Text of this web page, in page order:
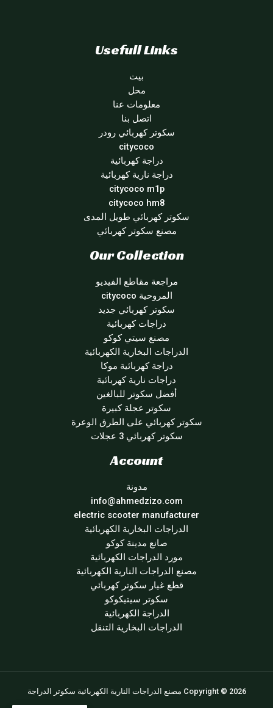
Usefull Links
بيت
محل
معلومات عنا
اتصل بنا
سكوتر كهربائي رودر
citycoco
دراجة كهربائية
دراجة نارية كهربائية
citycoco m1p
citycoco hm8
سكوتر كهربائي طويل المدى
مصنع سكوتر كهربائي
Our Collection
مراجعة مقاطع الفيديو
المروحية citycoco
سكوتر كهربائي جديد
دراجات كهربائية
مصنع سيتي كوكو
الدراجات البخارية الكهربائية
دراجة كهربائية موكا
دراجات نارية كهربائية
أفضل سكوتر للبالغين
سكوتر عجلة كبيرة
سكوتر كهربائي على الطرق الوعرة
سكوتر كهربائي 3 عجلات
Account
مدونة
info@ahmedzizo.com
electric scooter manufacturer
الدراجات البخارية الكهربائية
صانع مدينة كوكو
مورد الدراجات الكهربائية
مصنع الدراجات النارية الكهربائية
قطع غيار سكوتر كهربائي
سكوتر سيتيكوكو
الدراجة الكهربائية
الدراجات البخارية التنقل
Copyright © 2026 مصنع الدراجات النارية الكهربائية سكوتر الدراجة